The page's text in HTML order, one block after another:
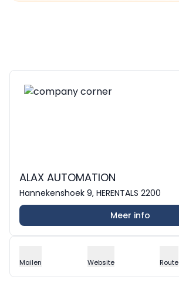
ALAX AUTOMATION
Hannekenshoek 9, HERENTALS 2200
Meer info
Mailen Website Route